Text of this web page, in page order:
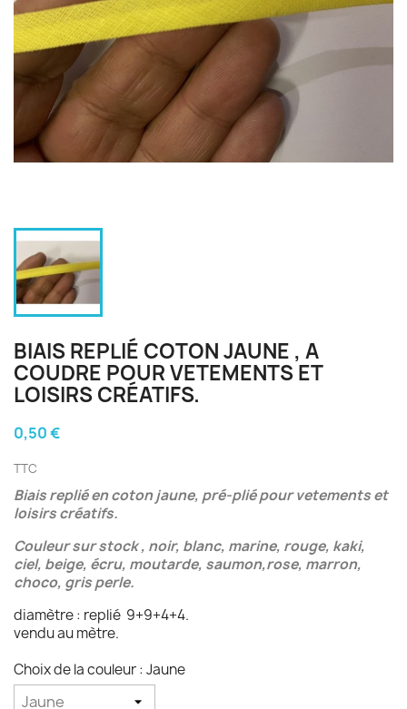
BIAIS REPLIÉ COTON JAUNE , A
COUDRE POUR VETEMENTS ET
LOISIRS CRÉATIFS.
0,50 €
TTC
Biais replié en coton jaune, pré-plié pour vetements et
loisirs créatifs.
Couleur sur stock , noir, blanc, marine, rouge, kaki,
ciel, beige, écru, moutarde, saumon,rose, marron,
choco, gris perle.
diamètre : replié 9+9+4+4.
vendu au mètre.
Choix de la couleur : Jaune